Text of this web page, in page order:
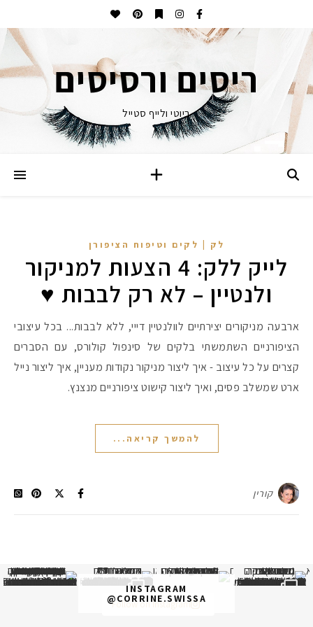
ריסים ורסיסים
ביוטי ולייף סטייל
לק | לקים וטיפוח הציפורן
לייק ללק: 4 הצעות למניקור
ולנטיין – לא רק לבבות ♥
ארבעה מניקורים יצירתיים לוולנטיין דייי, ללא לבבות... בכל עיצובי
הציפורניים השתמשתי בלקים של סינפול קולורס, עם הסברים
קצרים על כל עיצוב - איך ליצור מניקור נקודות מעניין, איך ליצור נייל
ארט שמשלב פסים, ואיך ליצור קישוט ציפורניים מנצנץ.
להמשך קריאה...
קורין
INSTAGRAM
@CORRINE.SWISSA
תמונה כבר חודשיים
איזו אהבתם יותר? הראשונה או
Follow on Instagram